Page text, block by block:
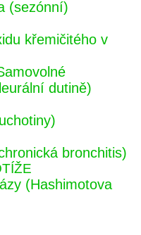
(sezónní)
křemičitého v
dutině)
bronchitis)
(Hashimotova